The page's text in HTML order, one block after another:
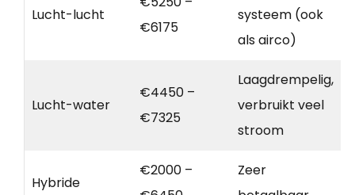
Lucht-lucht
€6175
systeem (ook
als airco)
Lucht-water
€4450 –
€7325
Laagdrempelig,
verbruikt veel
stroom
Hybride
€2000 –
Zeer